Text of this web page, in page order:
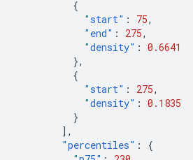
{
"start" : 75,
"end" : 275,
"density" : 0.6641
},
{
"start" : 275,
"density" : 0.1835
}
],
"percentiles" :
{